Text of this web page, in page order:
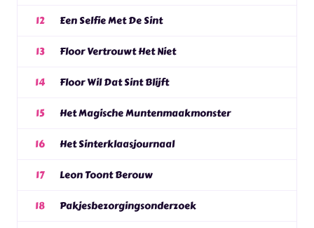
12 Een Selfie Met De Sint
13 Floor Vertrouwt Het Niet
14 Floor Wil Dat Sint Blijft
15 Het Magische Muntenmaakmonster
16 Het Sinterklaasjournaal
17 Leon Toont Berouw
18 Pakjesbezorgingsonderzoek